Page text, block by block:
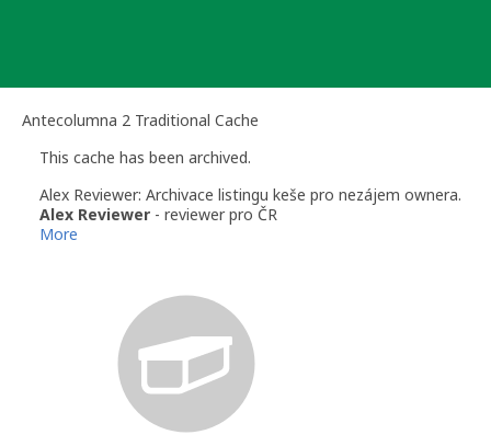
Antecolumna 2 Traditional Cache
This cache has been archived.
Alex Reviewer: Archivace listingu keše pro nezájem ownera.
Alex Reviewer - reviewer pro ČR
More